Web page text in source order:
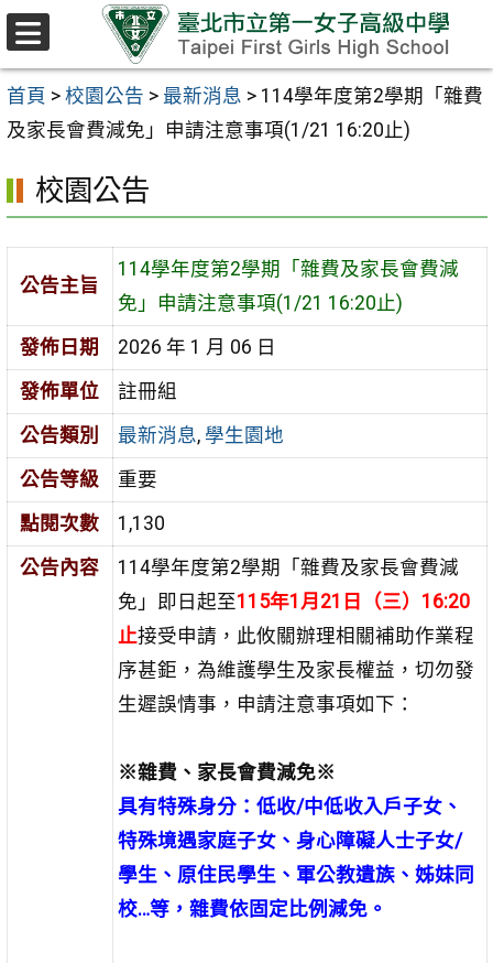
跳至主要內容區
首頁 > 校園公告 > 最新消息 > 114學年度第2學期「雜費
及家長會費減免」申請注意事項(1/21 16:20止)
校園公告
公告主旨
114學年度第2學期「雜費及家長會費減
免」申請注意事項(1/21 16:20止)
發佈日期
2026 年 1 月 06 日
發佈單位
註冊組
公告類別
最新消息, 學生園地
公告等級
重要
點閱次數
1,130
公告內容
114學年度第2學期「雜費及家長會費減
免」即日起至115年1 月 21 日（三） 16:20
止接受申請，此攸關辦理相關補助作業程
序甚鉅，為維護學生及家長權益，切勿發
生遲誤情事，申請注意事項如下：
※雜費、家長會費減免※
具有特殊身分：低收/中低收入戶子女、
特殊境遇家庭子女、身心障礙人士子女/
學生、原住民學生、軍公教遺族、姊妹同
校…等，雜費依固定比例減免。
選
單